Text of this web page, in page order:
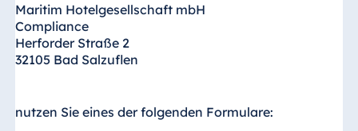
Maritim Hotelgesellschaft mbH
Compliance
Herforder Straße 2
32105 Bad Salzuflen
nutzen Sie eines der folgenden Formulare: